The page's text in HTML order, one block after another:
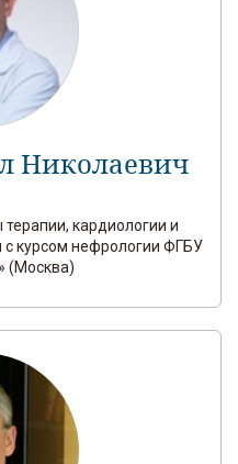
Николаевич
кардиологии и
с курсом нефрологии ФГБУ
(Москва)